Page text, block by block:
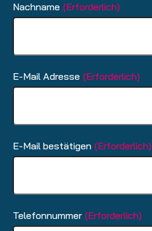
Nachname (Erforderlich)
E-Mail Adresse (Erforderlich)
E-Mail bestätigen (Erforderlich)
Telefonnummer (Erforderlich)